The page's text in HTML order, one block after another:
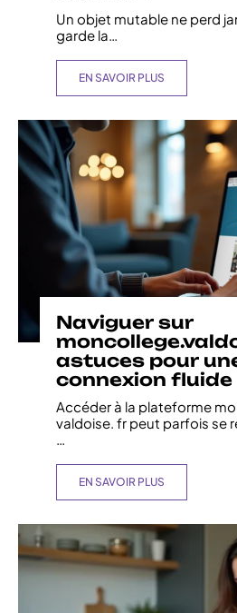
Un objet mutable ne perd
garde la…
EN SAVOIR PLUS
Naviguer sur
astuces pour
connexion fluide
Accéder à la plateforme
valdoise. fr peut parfois se
…
EN SAVOIR PLUS